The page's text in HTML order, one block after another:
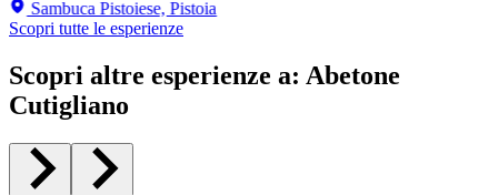
Sambuca Pistoiese, Pistoia
Scopri tutte le esperienze
Scopri altre esperienze a: Abetone
Cutigliano